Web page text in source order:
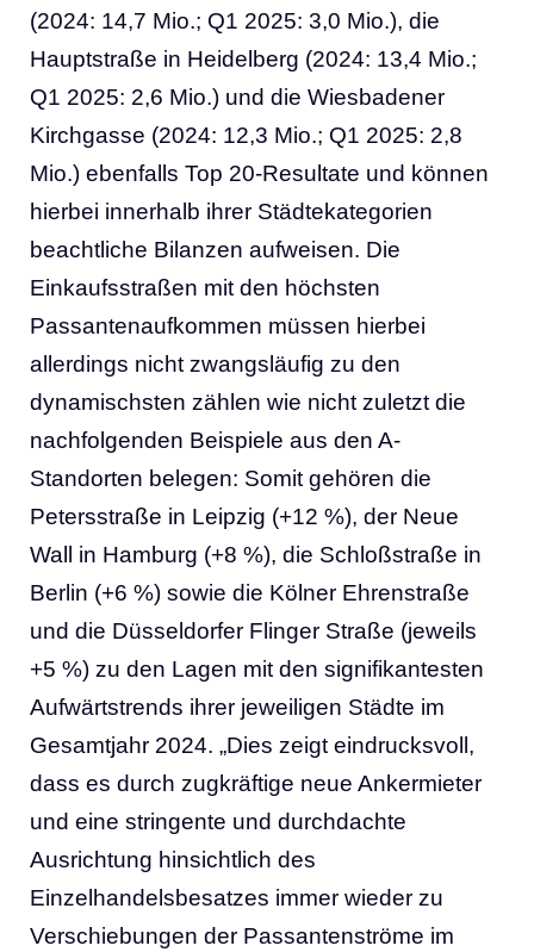
(2024: 14,7 Mio.; Q1 2025: 3,0 Mio.), die
Hauptstraße in Heidelberg (2024: 13,4 Mio.;
Q1 2025: 2,6 Mio.) und die Wiesbadener
Kirchgasse (2024: 12,3 Mio.; Q1 2025: 2,8
Mio.) ebenfalls Top 20-Resultate und können
hierbei innerhalb ihrer Städtekategorien
beachtliche Bilanzen aufweisen. Die
Einkaufsstraßen mit den höchsten
Passantenaufkommen müssen hierbei
allerdings nicht zwangsläufig zu den
dynamischsten zählen wie nicht zuletzt die
nachfolgenden Beispiele aus den A-
Standorten belegen: Somit gehören die
Petersstraße in Leipzig (+12 %), der Neue
Wall in Hamburg (+8 %), die Schloßstraße in
Berlin (+6 %) sowie die Kölner Ehrenstraße
und die Düsseldorfer Flinger Straße (jeweils
+5 %) zu den Lagen mit den signifikantesten
Aufwärtstrends ihrer jeweiligen Städte im
Gesamtjahr 2024. „Dies zeigt eindrucksvoll,
dass es durch zugkräftige neue Ankermieter
und eine stringente und durchdachte
Ausrichtung hinsichtlich des
Einzelhandelsbesatzes immer wieder zu
Verschiebungen der Passantenströme im